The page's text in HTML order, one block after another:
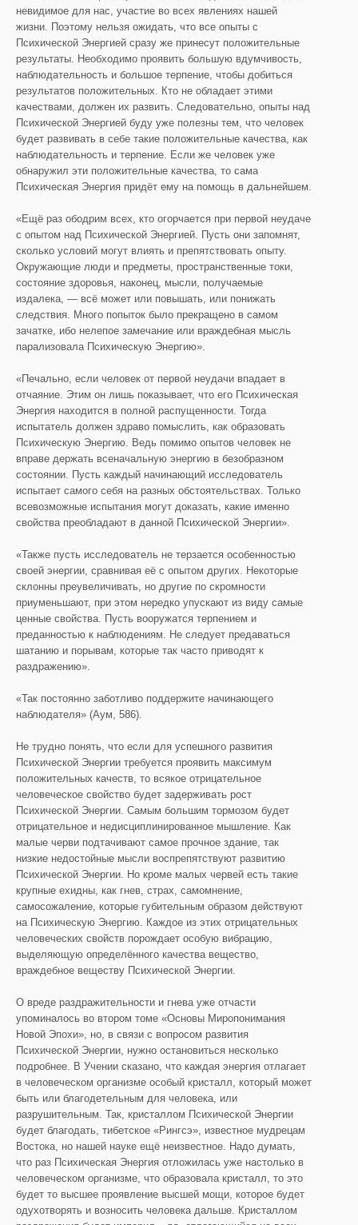
невидимое для нас, участие во всех явлениях нашей
жизни. Поэтому нельзя ожидать, что все опыты с
Психической Энергией сразу же принесут положительные
результаты. Необходимо проявить большую вдумчивость,
наблюдательность и большое терпение, чтобы добиться
результатов положительных. Кто не обладает этими
качествами, должен их развить. Следовательно, опыты над
Психической Энергией буду уже полезны тем, что человек
будет развивать в себе такие положительные качества, как
наблюдательность и терпение. Если же человек уже
обнаружил эти положительные качества, то сама
Психическая Энергия придёт ему на помощь в дальнейшем.
«Ещё раз ободрим всех, кто огорчается при первой неудаче
с опытом над Психической Энергией. Пусть они запомнят,
сколько условий могут влиять и препятствовать опыту.
Окружающие люди и предметы, пространственные токи,
состояние здоровья, наконец, мысли, получаемые
издалека, — всё может или повышать, или понижать
следствия. Много попыток было прекращено в самом
зачатке, ибо нелепое замечание или враждебная мысль
парализовала Психическую Энергию».
«Печально, если человек от первой неудачи впадает в
отчаяние. Этим он лишь показывает, что его Психическая
Энергия находится в полной распущенности. Тогда
испытатель должен здраво помыслить, как образовать
Психическую Энергию. Ведь помимо опытов человек не
вправе держать всеначальную энергию в безобразном
состоянии. Пусть каждый начинающий исследователь
испытает самого себя на разных обстоятельствах. Только
всевозможные испытания могут доказать, какие именно
свойства преобладают в данной Психической Энергии».
«Также пусть исследователь не терзается особенностью
своей энергии, сравнивая её с опытом других. Некоторые
склонны преувеличивать, но другие по скромности
приуменьшают, при этом нередко упускают из виду самые
ценные свойства. Пусть вооружатся терпением и
преданностью к наблюдениям. Не следует предаваться
шатанию и порывам, которые так часто приводят к
раздражению».
«Так постоянно заботливо поддержите начинающего
наблюдателя» (Аум, 586).
Не трудно понять, что если для успешного развития
Психической Энергии требуется проявить максимум
положительных качеств, то всякое отрицательное
человеческое свойство будет задерживать рост
Психической Энергии. Самым большим тормозом будет
отрицательное и недисциплинированное мышление. Как
малые черви подтачивают самое прочное здание, так
низкие недостойные мысли воспрепятствуют развитию
Психической Энергии. Но кроме малых червей есть такие
крупные ехидны, как гнев, страх, самомнение,
самосожаление, которые губительным образом действуют
на Психическую Энергию. Каждое из этих отрицательных
человеческих свойств порождает особую вибрацию,
выделяющую определённого качества вещество,
враждебное веществу Психической Энергии.
О вреде раздражительности и гнева уже отчасти
упоминалось во втором томе «Основы Миропонимания
Новой Эпохи», но, в связи с вопросом развития
Психической Энергии, нужно остановиться несколько
подробнее. В Учении сказано, что каждая энергия отлагает
в человеческом организме особый кристалл, который может
быть или благодетельным для человека, или
разрушительным. Так, кристаллом Психической Энергии
будет благодать, тибетское «Рингсэ», известное мудрецам
Востока, но нашей науке ещё неизвестное. Надо думать,
что раз Психическая Энергия отложилась уже настолько в
человеческом организме, что образовала кристалл, то это
будет то высшее проявление высшей мощи, которое будет
одухотворять и возносить человека дальше. Кристаллом